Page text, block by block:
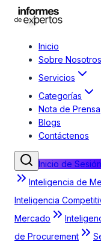
Inicio
Sobre Nosotros
Servicios
Categorías
Nota de Prensa
Blogs
Contáctenos
Inicio de Sesión
Inteligencia de
Inteligencia
Mercado
de Procurement